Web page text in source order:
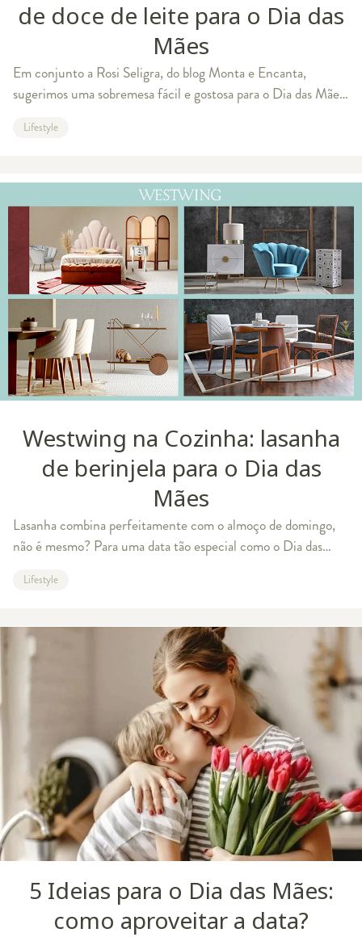
de doce de leite para o Dia das
Mães
Em conjunto a Rosi Seligra, do blog Monta e Encanta,
sugerimos uma sobremesa fácil e gostosa para o Dia das Mães:
curioso? Então vem com a gent
Lifestyle
Westwing na Cozinha: lasanha
de berinjela para o Dia das
Mães
Lasanha combina perfeitamente com o almoço de domingo,
não é mesmo? Para uma data tão especial como o Dia das
trouxemos uma receita diferente
Lifestyle
5 Ideias para o Dia das Mães:
como aproveitar a data?